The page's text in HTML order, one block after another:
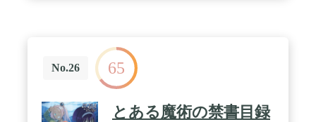
No.26 65
とある魔術の禁書目録